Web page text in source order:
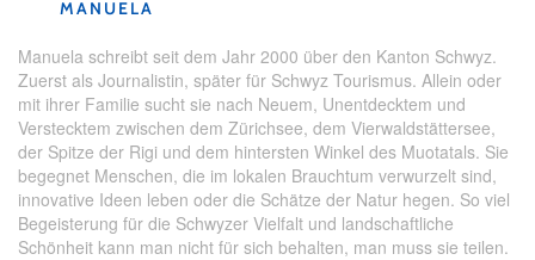
MANUELA
Manuela schreibt seit dem Jahr 2000 über den Kanton Schwyz.
Zuerst als Journalistin, später für Schwyz Tourismus. Allein oder
mit ihrer Familie sucht sie nach Neuem, Unentdecktem und
Verstecktem zwischen dem Zürichsee, dem Vierwaldstättersee,
der Spitze der Rigi und dem hintersten Winkel des Muotatals. Sie
begegnet Menschen, die im lokalen Brauchtum verwurzelt sind,
innovative Ideen leben oder die Schätze der Natur hegen. So viel
Begeisterung für die Schwyzer Vielfalt und landschaftliche
Schönheit kann man nicht für sich behalten, man muss sie teilen.